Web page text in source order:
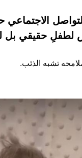
لطفلِ حقيقي بل
تشبه الذئب.